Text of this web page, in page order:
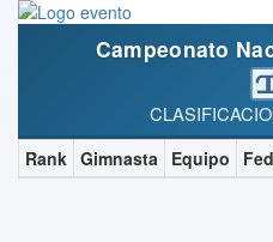
Campeonato
Rank Gimnasta Equipo